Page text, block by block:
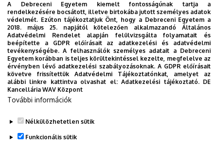
Email
szilagyi.cintia@econ.unideb.hu
Cím
4032 Debrecen Böszörményi út 138
Épület, emelet, ajtó
Kecskeméti János Sportcsarnok, 1. emelet
(fejépület)
Website
A Debreceni Egyetem kiemelt fontosságúnak tartja a
rendelkezésére bocsátott, illetve birtokába jutott személyes adatok
védelmét. Ezúton tájékoztatjuk Önt, hogy a Debreceni Egyetem a
2018. május 25. napjától kötelezően alkalmazandó Általános
Adatvédelmi Rendelet alapján felülvizsgálta folyamatait és
beépítette a GDPR előírásait az adatkezelési és adatvédelmi
tevékenységébe. A felhasználók személyes adatait a Debreceni
Egyetem korábban is teljes körültekintéssel kezelte, megfelelve az
érvényben lévő adatkezelési szabályozásoknak. A GDPR előírásait
követve frissítettük Adatvédelmi Tájékoztatónkat, amelyet az
alábbi linkre kattintva olvashat el:Adatkezelési tájékoztató. DE
Kancellária WAV Központ
További információk
Nélkülözhetetlen sütik
Funkcionális sütik